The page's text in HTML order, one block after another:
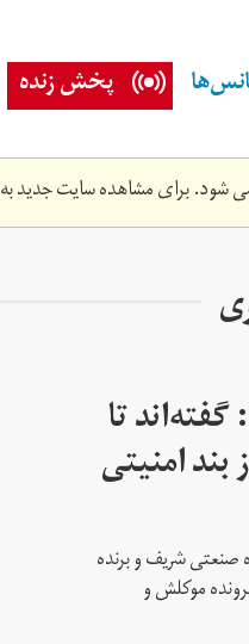
پخش زنده
شود. برای مشاهده سایت جدید به
تا
امنیتی
شریف و برنده
موکلش و